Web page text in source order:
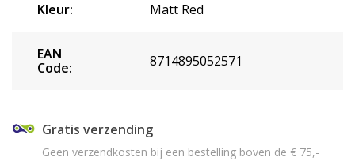
Kleur: Matt Red
EAN
Code:
8714895052571
Gratis verzending
Geen verzendkosten bij een bestelling boven de € 75,-